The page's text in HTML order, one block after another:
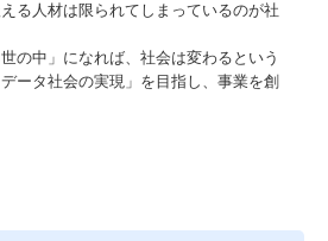
る人材は限られてしまっているのが社
の中」になれば、社会は変わるという
ータ社会の実現」を目指し、事業を創